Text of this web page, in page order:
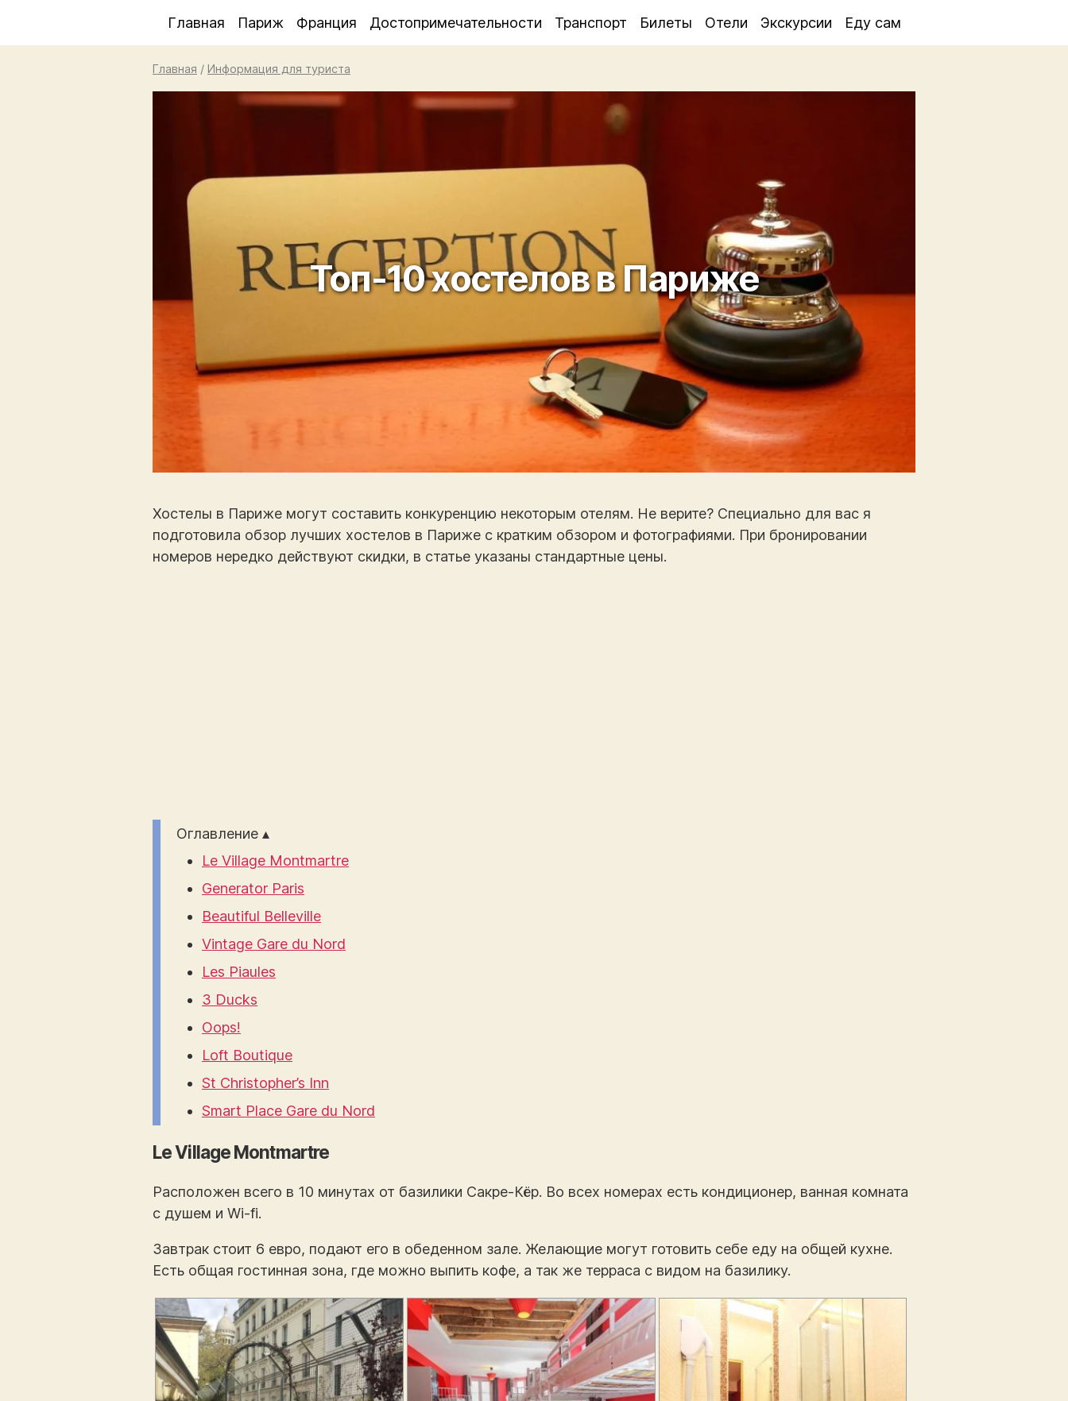
Главная Париж Франция Достопримечательности Транспорт Билеты Отели Экскурсии Еду сам
Главная / Информация для туриста
Топ-10 хостелов в Париже
Хостелы в Париже могут составить конкуренцию некоторым отелям. Не верите? Специально для вас я
подготовила обзор лучших хостелов в Париже с кратким обзором и фотографиями. При бронировании
номеров нередко действуют скидки, в статье указаны стандартные цены.
Оглавление ▴
Le Village Montmartre
Generator Paris
Beautiful Belleville
Vintage Gare du Nord
Les Piaules
3 Ducks
Oops!
Loft Boutique
St Christopher’s Inn
Smart Place Gare du Nord
Le Village Montmartre
Расположен всего в 10 минутах от базилики Сакре-Кёр. Во всех номерах есть кондиционер, ванная комната
с душем и Wi-fi.
Завтрак стоит 6 евро, подают его в обеденном зале. Желающие могут готовить себе еду на общей кухне.
Есть общая гостинная зона, где можно выпить кофе, а так же терраса с видом на базилику.